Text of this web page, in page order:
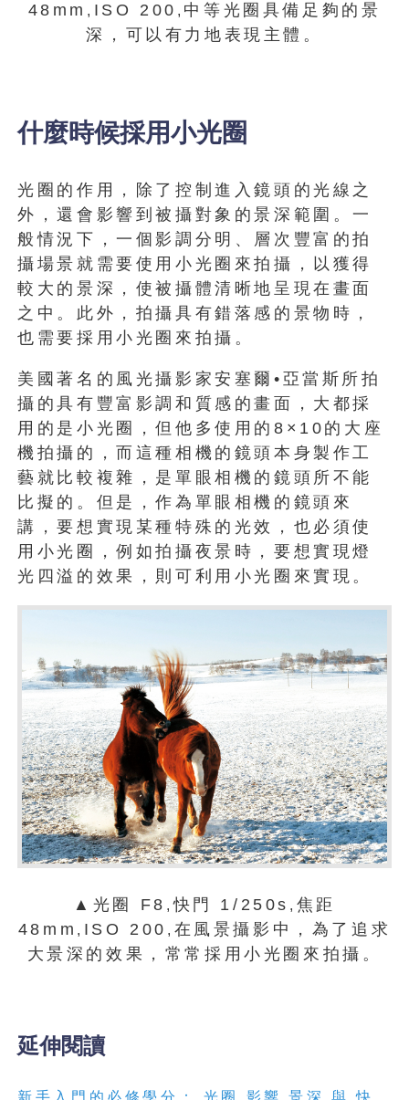
48mm , ISO 200 , 中等光圈具備足夠的景
深，可以有力地表現主體。
什麼時候採用小光圈
光圈的作用，除了控制進入鏡頭的光線之
外，還會影響到被攝對象的景深範圍。一
般情況下，一個影調分明、層次豐富的拍
攝場景就需要使用小光圈來拍攝，以獲得
較大的景深，使被攝體清晰地呈現在畫面
之中。此外，拍攝具有錯落感的景物時，
也需要採用小光圈來拍攝。
美國著名的風光攝影家安塞爾•亞當斯所拍
攝的具有豐富影調和質感的畫面，大都採
用的是小光圈，但他多使用的8×10的大座
機拍攝的，而這種相機的鏡頭本身製作工
藝就比較複雜，是單眼相機的鏡頭所不能
比擬的。但是，作為單眼相機的鏡頭來
講，要想實現某種特殊的光效，也必須使
用小光圈，例如拍攝夜景時，要想實現燈
光四溢的效果，則可利用小光圈來實現。
▲光圈 F8 ,快門 1/250s , 焦距
48mm , ISO 200 , 在風景攝影中，為了追求
大景深的效果，常常採用小光圈來拍攝。
延伸閱讀